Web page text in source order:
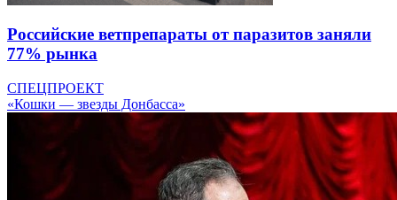
Российские ветпрепараты от паразитов заняли
77% рынка
СПЕЦПРОЕКТ
«Кошки — звезды Донбасса»